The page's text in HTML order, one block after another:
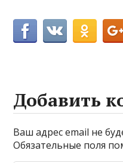
Добавить
Ваш адрес email не
Обязательные поля